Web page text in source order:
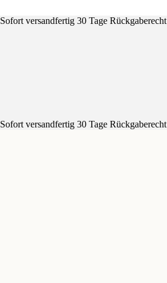
Sofort versandfertig 30 Tage Rückgaberecht
Sofort versandfertig 30 Tage Rückgaberecht